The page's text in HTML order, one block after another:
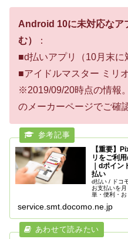
Android 10に未対応なア
む）
：
■d払いアプリ（10月末に
■アイドルマスター ミリ
※2019/09/20時点の情報
のメーカーページでご確
【重要】
リをご利
｜dポイ
払い
d払い / ドコ
お支払いを
単・便利・
ができます。
service.smt.docomo.ne.jp